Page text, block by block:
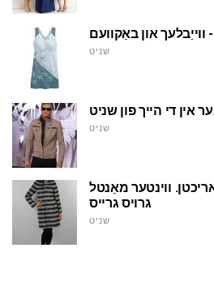
און באַקוועם
שניט
די הייך פון שניט
שניט
ווינטער מאַנטל
גרויס גרייס
שניט